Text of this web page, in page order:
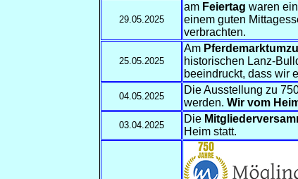
29.05.2025
am Feiertag waren
einem guten
verbrachten.
25.05.2025
Am
historischen Lanz-
beeindruckt, dass wir
04.05.2025
Die Ausstellung zu
werden. Wir vom
03.04.2025
Die
Heim statt.